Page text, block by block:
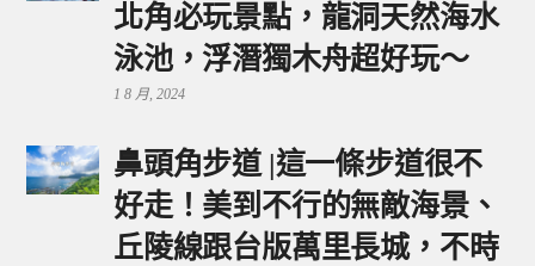
北角必玩景點，龍洞天然海水
泳池，浮潛獨木舟超好玩～
1 8 月, 2024
鼻頭角步道 |這一條步道很不
好走！美到不行的無敵海景、
丘陵線跟台版萬里長城，不時